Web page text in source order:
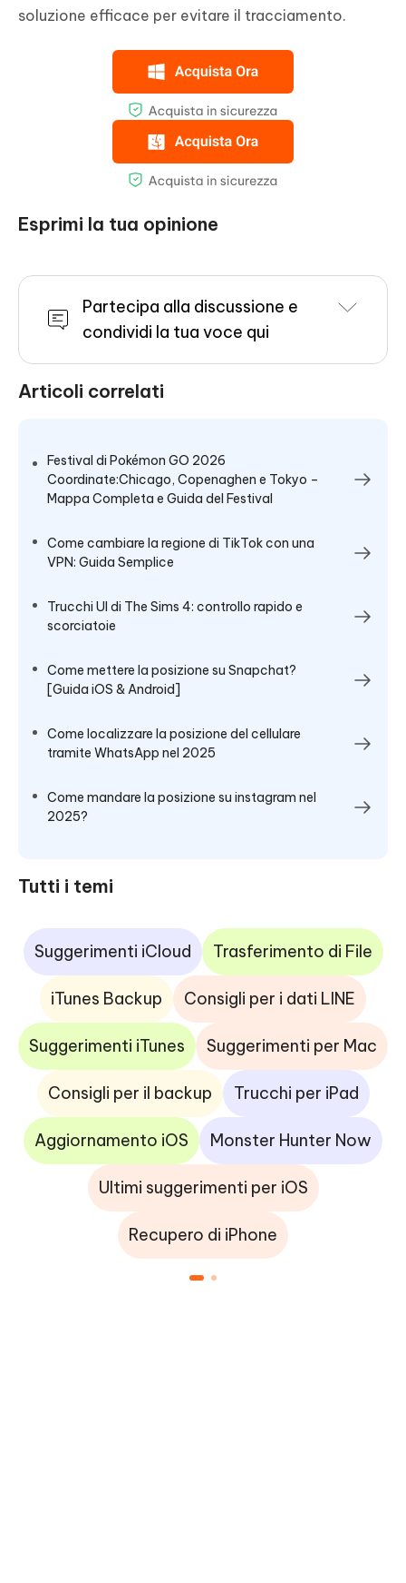
soluzione efficace per evitare il tracciamento.
Esprimi la tua opinione
Partecipa alla discussione e
condividi la tua voce qui
Articoli correlati
Festival di Pokémon GO 2026
Coordinate:Chicago, Copenaghen e Tokyo –
Mappa Completa e Guida del Festival
Come cambiare la regione di TikTok con una
VPN: Guida Semplice
Trucchi UI di The Sims 4: controllo rapido e
scorciatoie
Come mettere la posizione su Snapchat?
[Guida iOS & Android]
Come localizzare la posizione del cellulare
tramite WhatsApp nel 2025
Come mandare la posizione su instagram nel
2025?
Tutti i temi
Suggerimenti iCloud Trasferimento di File
iTunes Backup Consigli per i dati LINE
Suggerimenti iTunes Suggerimenti per Mac
Consigli per il backup Trucchi per iPad
Aggiornamento iOS Monster Hunter Now
Ultimi suggerimenti per iOS
Recupero di iPhone